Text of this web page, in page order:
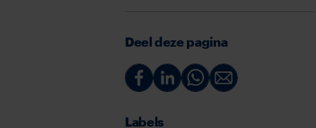
Deel deze pagina
Deel
Facebook
Deel Deel Deel
Labels